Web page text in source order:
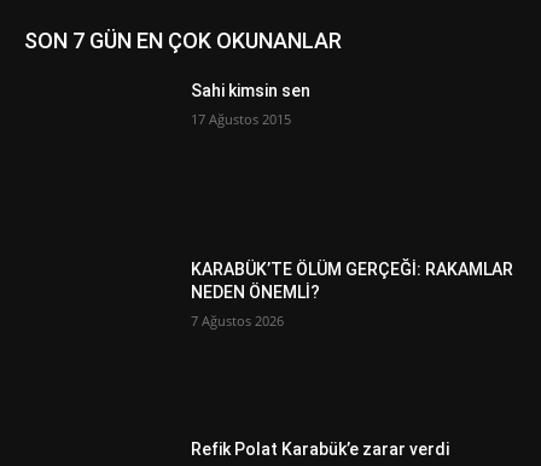
SON 7 GÜN EN ÇOK OKUNANLAR
Sahi kimsin sen
17 Ağustos 2015
KARABÜK’TE ÖLÜM GERÇEĞİ: RAKAMLAR
NEDEN ÖNEMLİ?
7 Ağustos 2026
Refik Polat Karabük’e zarar verdi